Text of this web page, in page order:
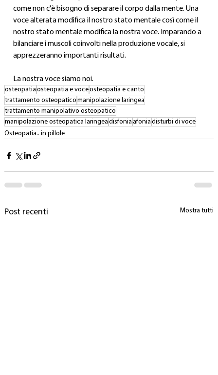
come non c'è bisogno di separare il corpo dalla mente. Una
voce alterata modifica il nostro stato mentale così come il
nostro stato mentale modifica la nostra voce. Imparando a
bilanciare i muscoli coinvolti nella produzione vocale, si
apprezzeranno importanti risultati.
La nostra voce siamo noi.
osteopatia osteopatia e voceosteopatia e canto
trattamento osteopatico manipolazione laringea
trattamento manipolativo osteopatico
manipolazione osteopatica laringea disfonia afonia disturbi di voce
Osteopatia.. in pillole
Post recenti Mostra tutti